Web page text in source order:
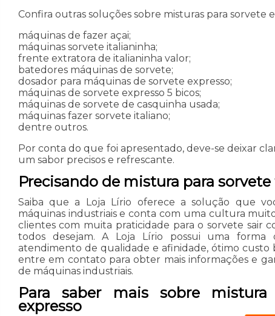
Confira outras soluções sobre misturas para sorvete
máquinas de fazer açai;
máquinas sorvete italianinha;
frente extratora de italianinha valor;
batedores máquinas de sorvete;
dosador para máquinas de sorvete expresso;
máquinas de sorvete expresso 5 bicos;
máquinas de sorvete de casquinha usada;
máquinas fazer sorvete italiano;
dentre outros.
Por conta do que foi apresentado, deve-se deixar
um sabor precisos e refrescante.
Precisando de mistura para
Saiba que a Loja Lírio oferece a solução que
máquinas industriais e conta com uma cultura
clientes com muita praticidade para o sorvete sair
todos desejam. A Loja Lírio possui uma forma
atendimento de qualidade e afinidade, ótimo custo
entre em contato para obter mais informações e
de máquinas industriais.
Para saber mais sobre
expresso